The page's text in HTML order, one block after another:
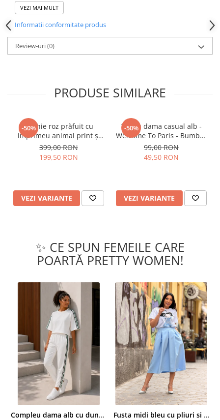
Dimensiuni model: 90 cm Bust, 76 cm Talie, 95 cm Sold
VEZI MAI MULT
Informatii conformitate produs
Review-uri(0)
PRODUSE SIMILARE
-50%
Rochie roz prăfuit cu
imprimeu animal print și
curea
399,00 RON
199,50 RON
VEZI VARIANTE
-50%
Tricou dama casual alb -
Welcome To Paris - Bumbac
Organic
99,00 RON
49,50 RON
VEZI VARIANTE
✨ CE SPUN FEMEILE CARE
POARTĂ PRETTY WOMEN!
Compleu dama alb cu dungi laterale in nuante de verde si negru Fusta midi bleu cu pliuri si buzunare